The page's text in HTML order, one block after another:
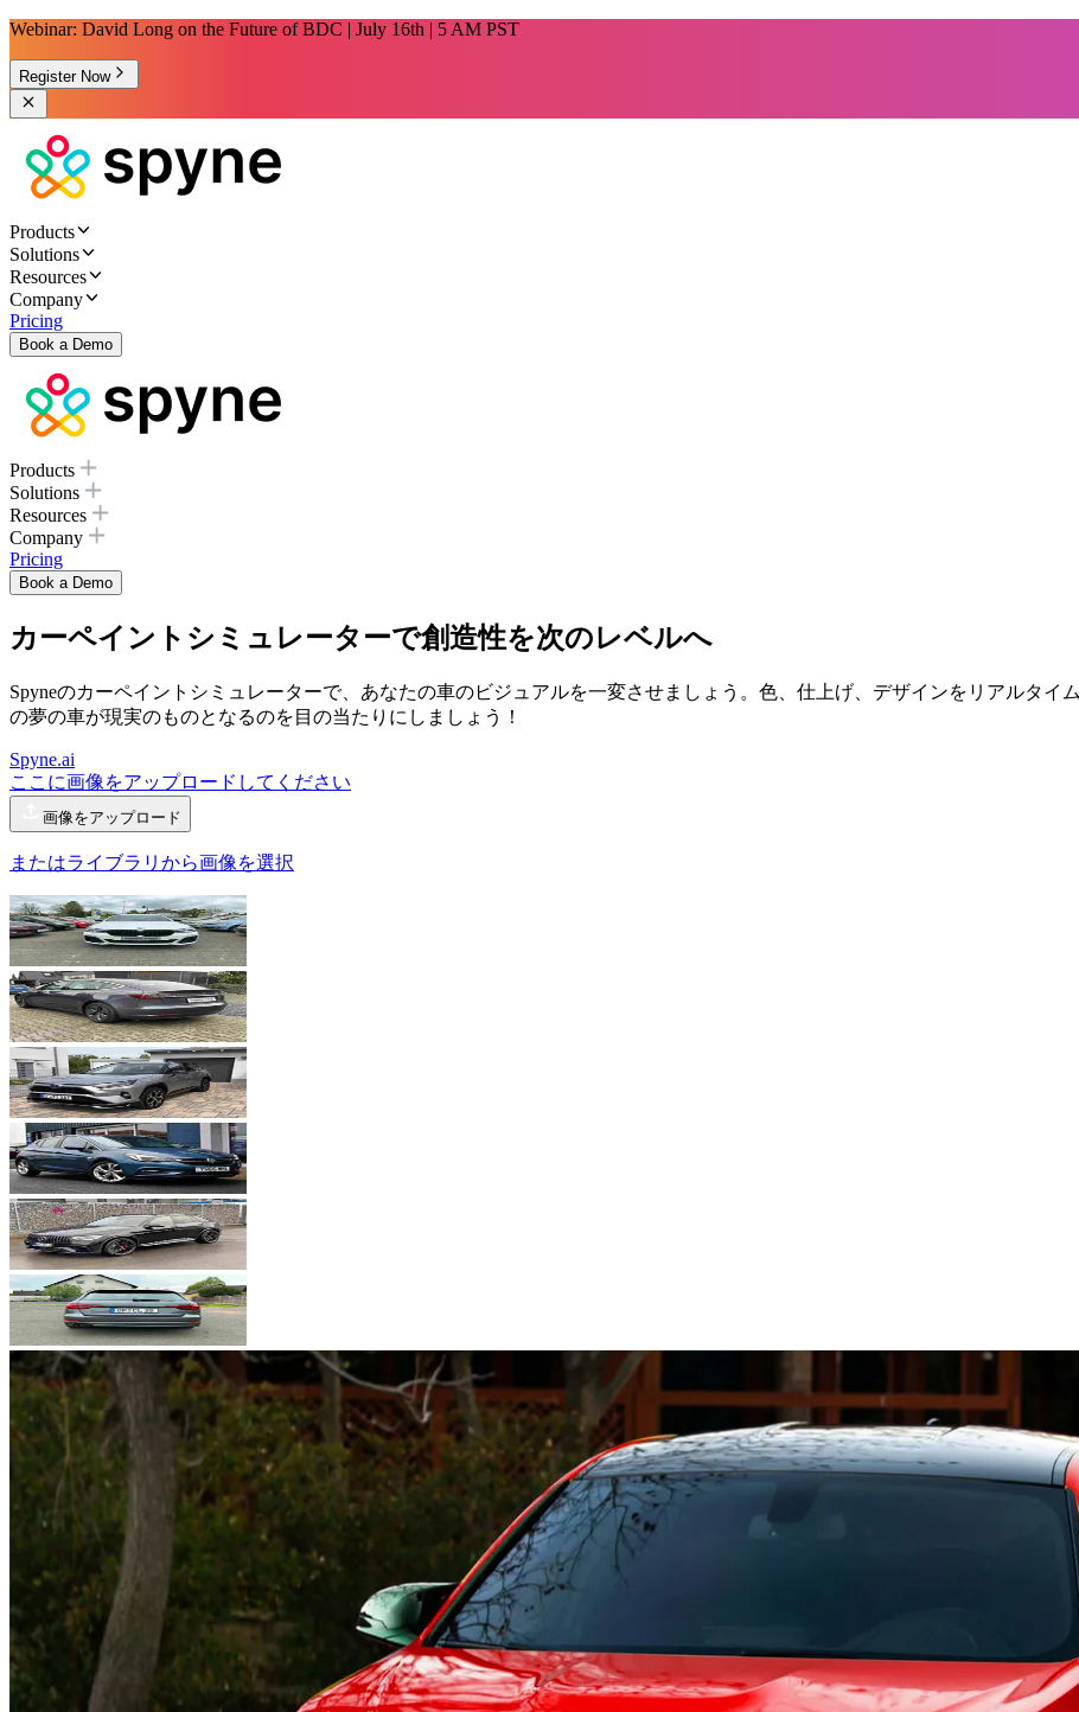
Webinar: David Long on the Future of BDC | July 16th | 5 AM PST
Register Now
Products
Solutions
Resources
Company
Pricing
Book a Demo
Products
Solutions
Resources
Company
Pricing
Book a Demo
カーペイントシミュレーターで創造性を次の​​レベルへ
Spyneのカーペイントシミュレーターで、あなたの車のビジュアルを一変させましょう。色、仕上げ、デザインをリアルタイ
の夢の車が現実のものとなるのを目の当たりにしましょう！
Spyne.ai
ここに画像をアップロードしてください
画像をアップロード
またはライブラリから画像を選択